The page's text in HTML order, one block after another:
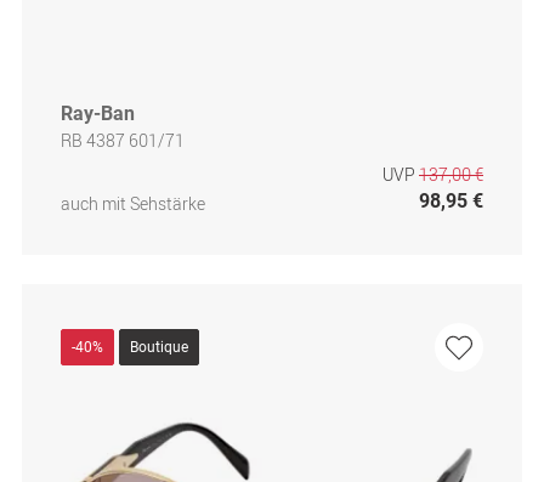
Ray-Ban
RB 4387 601/71
auch mit Sehstärke
UVP 137,00 €
98,95 €
-40% Boutique